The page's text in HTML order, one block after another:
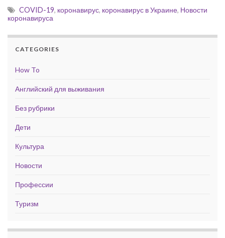
COVID-19, коронавирус, коронавирус в Украине, Новости
коронавируса
CATEGORIES
How To
Английский для выживания
Без рубрики
Дети
Культура
Новости
Профессии
Туризм